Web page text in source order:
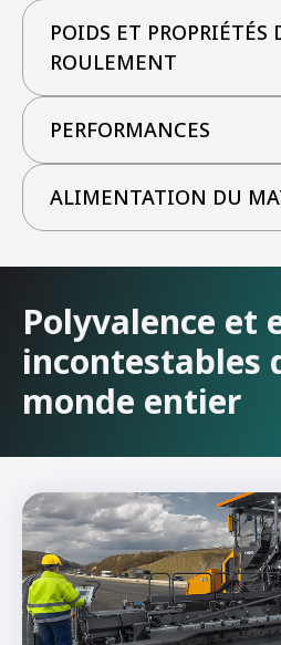
POIDS ET PROPRIÉTÉS
ROULEMENT
PERFORMANCES
ALIMENTATION DU
Polyvalence et
incontestables
monde entier